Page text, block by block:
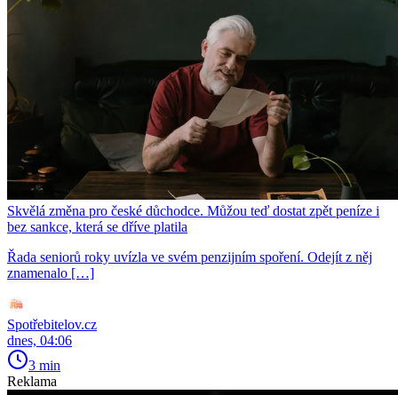
Skvělá změna pro české důchodce. Můžou teď dostat zpět peníze i
bez sankce, která se dříve platila
Řada seniorů roky uvízla ve svém penzijním spoření. Odejít z něj
znamenalo […]
Spotřebitelov.cz
dnes, 04:06
3 min
Reklama